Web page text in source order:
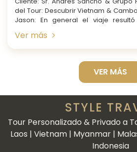
del Tour: Descubrir Vietnam &
Jason: En general el viaje resultó
cuanto...
Ver más
VER MÁS
STYLE
Tour Personalizado & Privado a
Laos | Vietnam | Myanmar |
Indonesia